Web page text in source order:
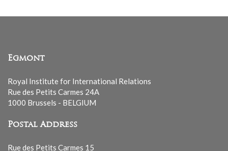
Egmont
Royal Institute for International Relations
Rue des Petits Carmes 24A
1000 Brussels - BELGIUM
Postal Address
Rue des Petits Carmes 15